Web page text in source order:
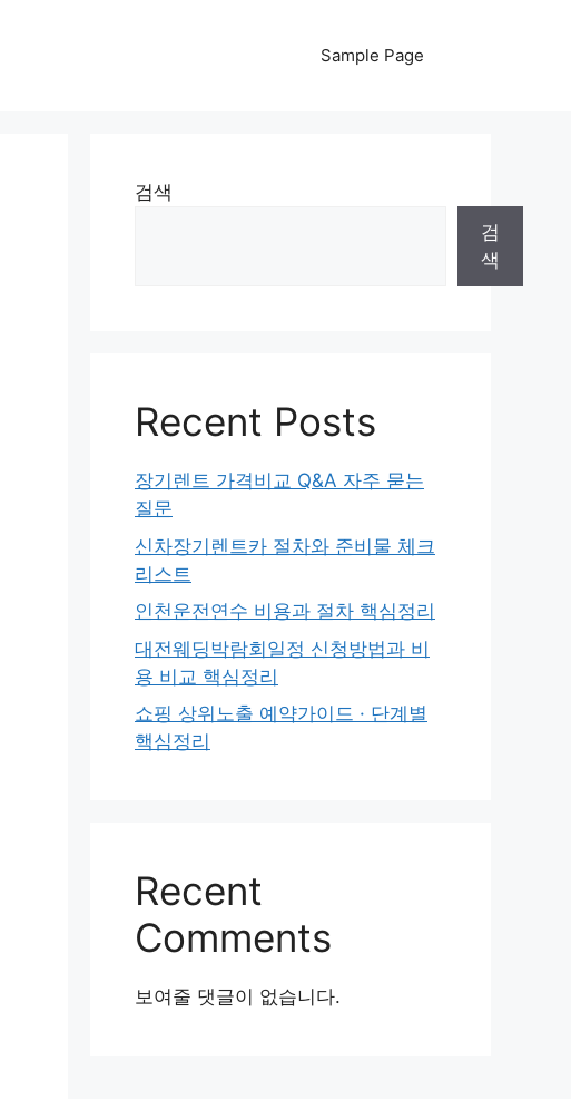
Sample Page
검색
검
색
Recent Posts
장기렌트 가격비교 Q&A 자주 묻는
질문
신차장기렌트카 절차와 준비물 체크
리스트
인천운전연수 비용과 절차 핵심정리
대전웨딩박람회일정 신청방법과 비
용 비교 핵심정리
쇼핑 상위노출 예약가이드 · 단계별
핵심정리
Recent
Comments
보여줄 댓글이 없습니다.